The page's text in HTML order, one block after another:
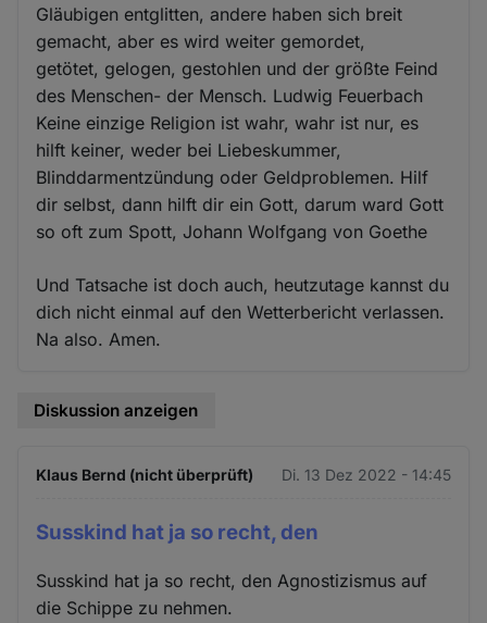
Gläubigen entglitten, andere haben sich breit
gemacht, aber es wird weiter gemordet,
getötet, gelogen, gestohlen und der größte Feind
des Menschen- der Mensch. Ludwig Feuerbach
Keine einzige Religion ist wahr, wahr ist nur, es
hilft keiner, weder bei Liebeskummer,
Blinddarmentzündung oder Geldproblemen. Hilf
dir selbst, dann hilft dir ein Gott, darum ward Gott
so oft zum Spott, Johann Wolfgang von Goethe
Und Tatsache ist doch auch, heutzutage kannst du
dich nicht einmal auf den Wetterbericht verlassen.
Na also. Amen.
Diskussion anzeigen
Klaus Bernd (nicht überprüft) Di. 13 Dez 2022 - 14:45
Susskind hat ja so recht, den
Susskind hat ja so recht, den Agnostizismus auf
die Schippe zu nehmen.